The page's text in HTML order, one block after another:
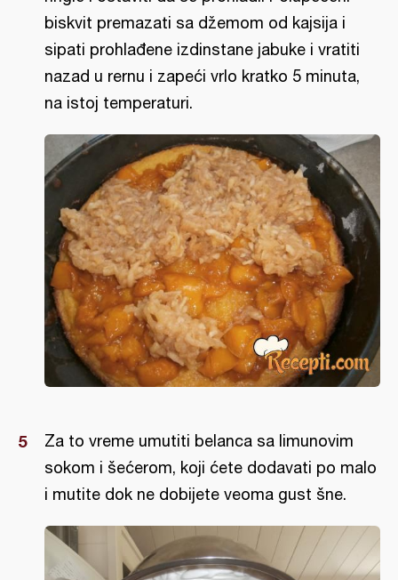
biskvit premazati sa džemom od kajsija i
sipati prohlađene izdinstane jabuke i vratiti
nazad u rernu i zapeći vrlo kratko 5 minuta,
na istoj temperaturi.
Za to vreme umutiti belanca sa limunovim
sokom i šećerom, koji ćete dodavati po malo
i mutite dok ne dobijete veoma gust šne.